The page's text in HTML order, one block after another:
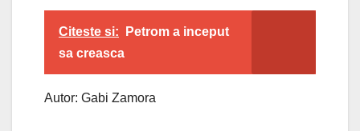
Citeste si:
Petrom a inceput
sa creasca
Autor: Gabi Zamora